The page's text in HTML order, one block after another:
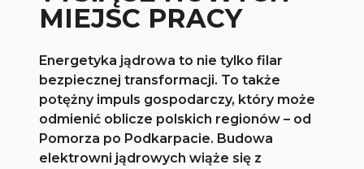
MIEJSC PRACY
Energetyka jądrowa to nie tylko filar
bezpiecznej transformacji. To także
potężny impuls gospodarczy, który może
odmienić oblicze polskich regionów – od
Pomorza po Podkarpacie. Budowa
elektrowni jądrowych wiąże się z